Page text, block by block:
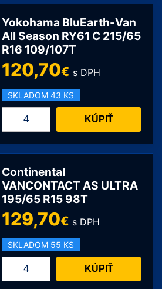
Van
All
Season
RY61
C
215/70
R15
109/107R
Yokohama BluEarth-Van
All Season RY61 C 215/65
R16 109/107T
120,70€ s DPH
SKLADOM 43 KS
množstvo
BluEarth-
Van
All
Season
RY61
C
215/65
R16
109/107T
KÚPIŤ
Continental
VANCONTACT AS ULTRA
195/65 R15 98T
129,70€ s DPH
SKLADOM 55 KS
množstvo
KÚPIŤ